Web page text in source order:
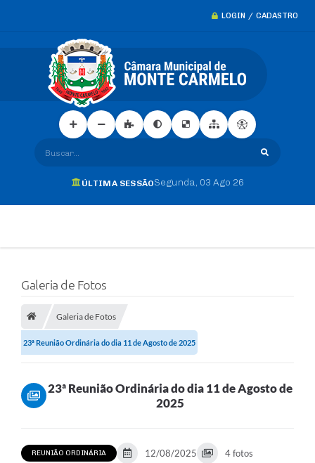
LOGIN / CADASTRO
Buscar...
ÚLTIMA SESSÃOSegunda 03 Ago 26
Galeria de Fotos
Galeria de Fotos
23ª Reunião Ordinária do dia 11 de Agosto de 2025
23ª Reunião Ordinária do dia 11 de Agosto de
2025
REUNIÃO ORDINÁRIA 12/08/2025 4 fotos